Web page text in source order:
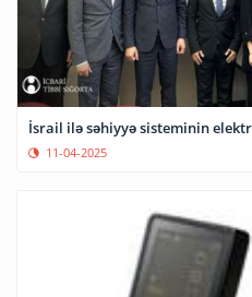
İsrail ilə səhiyyə sisteminin
11-04-2025